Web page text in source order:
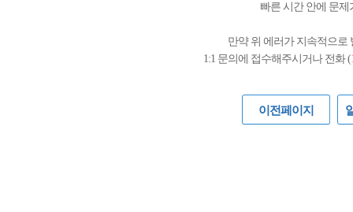
빠른 시간 안에 문
만약 위 에러가 지속적으로
1:1 문의에 접수해주시거나 전화 (
이전페이지